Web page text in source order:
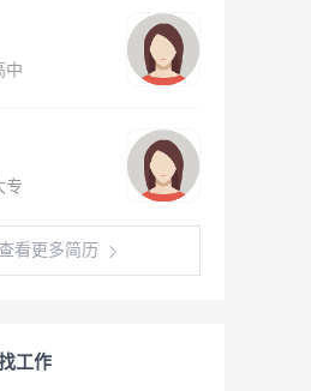
中
专
查看更多简历
工作